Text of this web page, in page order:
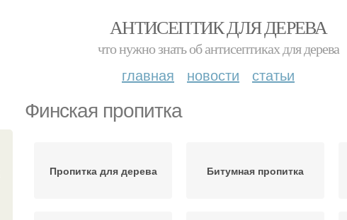
АНТИСЕПТИК ДЛЯ ДЕРЕВА
что нужно знать об антисептиках для дерева
главная новости статьи
Финская пропитка
Пропитка для дерева Битумная пропитка